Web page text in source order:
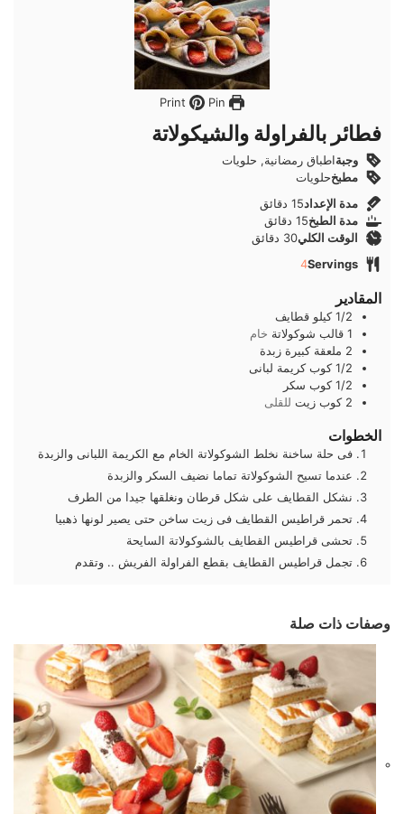
Pin
فطائر بالفراولة والشيكولاتة
وجبةاطباق رمضانية, حلويات
مطبخحلويات
مدة الإعداد15دقائق
دقائق
مدة الطبخ15دقائق
دقائق
الوقت الكلي30 دقائق
دقائق
Servings
4
المقادير
1/2 كيلو قطايف
1 قالب شوكولاتة خام
2 ملعقة كبيرة زبدة
1/2 كوب كريمة لبانى
1/2 كوب سكر
2 كوب زيت للقلى
الخطوات
فى حلة ساخنة نخلط الشوكولاتة الخام مع الكريمة اللبانى والزبدة
عندما تسيح الشوكولاتة تماما نضيف السكر والزبدة
نشكل القطايف على شكل قرطان ونغلقها جيدا من الطرف
تحمر قراطيس القطايف فى زيت ساخن حتى يصير لونها ذهبيا
تحشى قراطيس القطايف بالشوكولاتة السايحة
تجمل قراطيس القطايف بقطع الفراولة الفريش .. وتقدم
وصفات ذات صلة